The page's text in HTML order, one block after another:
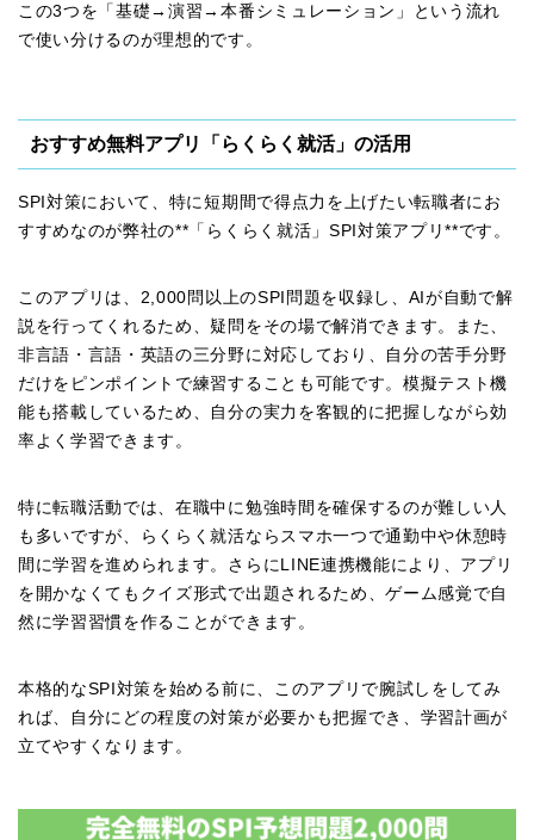
この3つを「基礎→演習→本番シミュレーション」という流れ
で使い分けるのが理想的です。
おすすめ無料アプリ「らくらく就活」の活用
SPI対策において、特に短期間で得点力を上げたい転職者にお
すすめなのが弊社の**「らくらく就活」SPI対策アプリ**です。
このアプリは、2,000問以上のSPI問題を収録し、AIが自動で解
説を行ってくれるため、疑問をその場で解消できます。また、
非言語・言語・英語の三分野に対応しており、自分の苦手分野
だけをピンポイントで練習することも可能です。模擬テスト機
能も搭載しているため、自分の実力を客観的に把握しながら効
率よく学習できます。
特に転職活動では、在職中に勉強時間を確保するのが難しい人
も多いですが、らくらく就活ならスマホ一つで通勤中や休憩時
間に学習を進められます。さらにLINE連携機能により、アプリ
を開かなくてもクイズ形式で出題されるため、ゲーム感覚で自
然に学習習慣を作ることができます。
本格的なSPI対策を始める前に、このアプリで腕試しをしてみ
れば、自分にどの程度の対策が必要かも把握でき、学習計画が
立てやすくなります。